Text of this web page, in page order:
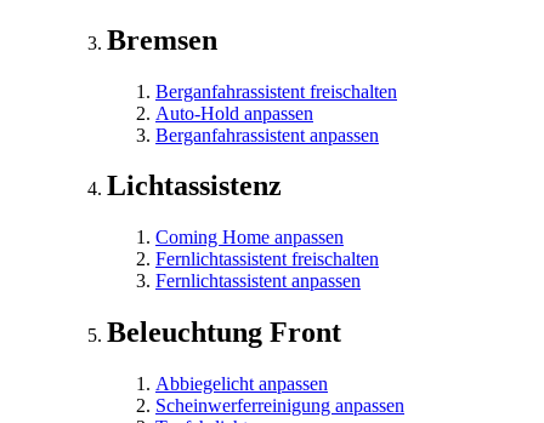
Bremsen
Berganfahrassistent freischalten
Auto-Hold anpassen
Berganfahrassistent anpassen
Lichtassistenz
Coming Home anpassen
Fernlichtassistent freischalten
Fernlichtassistent anpassen
Beleuchtung Front
Abbiegelicht anpassen
Scheinwerferreinigung anpassen